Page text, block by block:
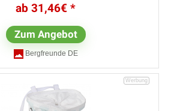
31,46€
Zum Angebot
Bergfreunde DE